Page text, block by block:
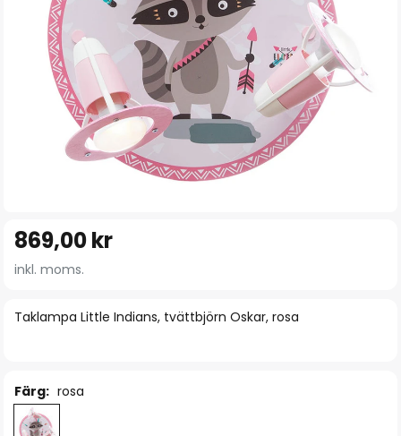
till
början
bildgalleriet
Taklampa Little Indians, tvättbjörn Oskar, rosa
869,00 kr
inkl. moms.
Färg: rosa